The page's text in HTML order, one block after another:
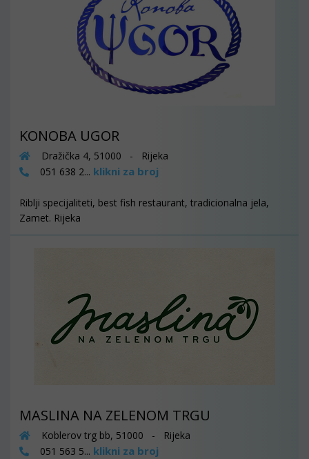
KONOBA UGOR
Dražička 4, 51000 - Rijeka
051 638 2... klikni za broj
Riblji specijaliteti, best fish restaurant, tradicionalna jela,
Zamet. Rijeka
MASLINA NA ZELENOM TRGU
Koblerov trg bb, 51000 - Rijeka
051 563 5... klikni za broj